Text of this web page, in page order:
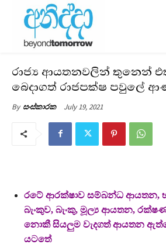
රාජ්‍ය ආයතනවලින් තුනෙන්
බෙදාගත් රාජපක්ෂ පවුලේ
By සංස්කාරක July 19, 2021
රටේ ආරක්ෂාව සම්බන්ධ ආයතන,
බැංකුව, බැංකු, මූල්‍ය ආයතන,
නොකී සියලුම වැදගත් ආයතන
යටතේ